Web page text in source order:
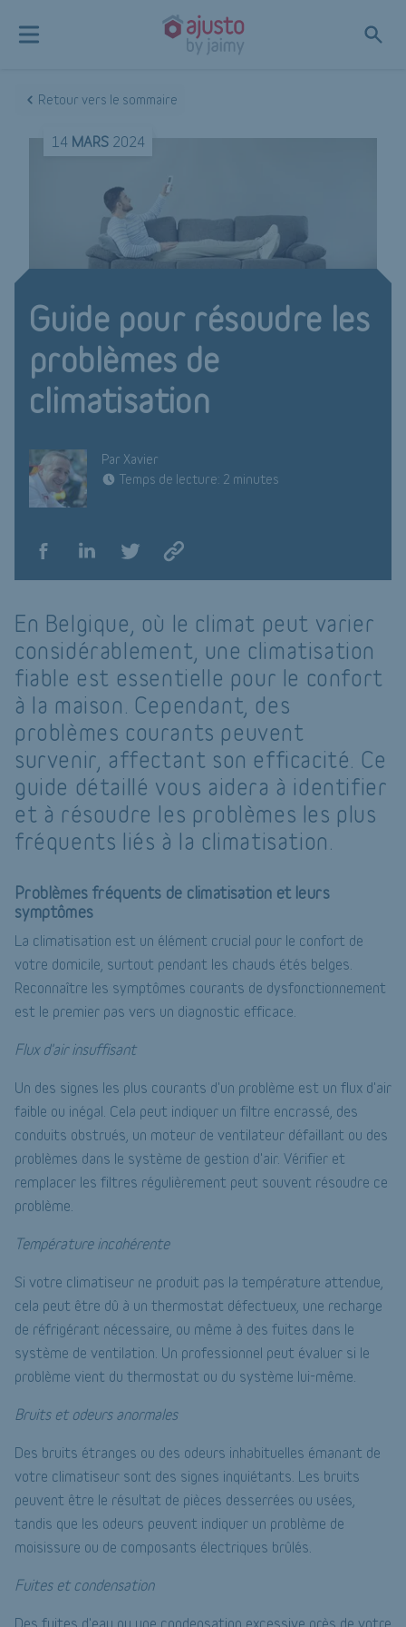
Retour vers le sommaire
14 MARS 2024
Guide pour résoudre les
problèmes de
climatisation
Par Xavier
Temps de lecture: 2 minutes
En Belgique, où le climat peut varier
considérablement, une climatisation
fiable est essentielle pour le confort
à la maison. Cependant, des
problèmes courants peuvent
survenir, affectant son efficacité. Ce
guide détaillé vous aidera à identifier
et à résoudre les problèmes les plus
fréquents liés à la climatisation.
Problèmes fréquents de climatisation et leurs
symptômes
La climatisation est un élément crucial pour le confort de
votre domicile, surtout pendant les chauds étés belges.
Reconnaître les symptômes courants de dysfonctionnement
est le premier pas vers un diagnostic efficace.
Flux d'air insuffisant
Un des signes les plus courants d'un problème est un flux d'air
faible ou inégal. Cela peut indiquer un filtre encrassé, des
conduits obstrués, un moteur de ventilateur défaillant ou des
problèmes dans le système de gestion d'air. Vérifier et
remplacer les filtres régulièrement peut souvent résoudre ce
problème.
Température incohérente
Si votre climatiseur ne produit pas la température attendue,
cela peut être dû à un thermostat défectueux, une recharge
de réfrigérant nécessaire, ou même à des fuites dans le
système de ventilation. Un professionnel peut évaluer si le
problème vient du thermostat ou du système lui-même.
Bruits et odeurs anormales
Des bruits étranges ou des odeurs inhabituelles émanant de
votre climatiseur sont des signes inquiétants. Les bruits
peuvent être le résultat de pièces desserrées ou usées,
tandis que les odeurs peuvent indiquer un problème de
moisissure ou de composants électriques brûlés.
Fuites et condensation
Des fuites d'eau ou une condensation excessive près de votre